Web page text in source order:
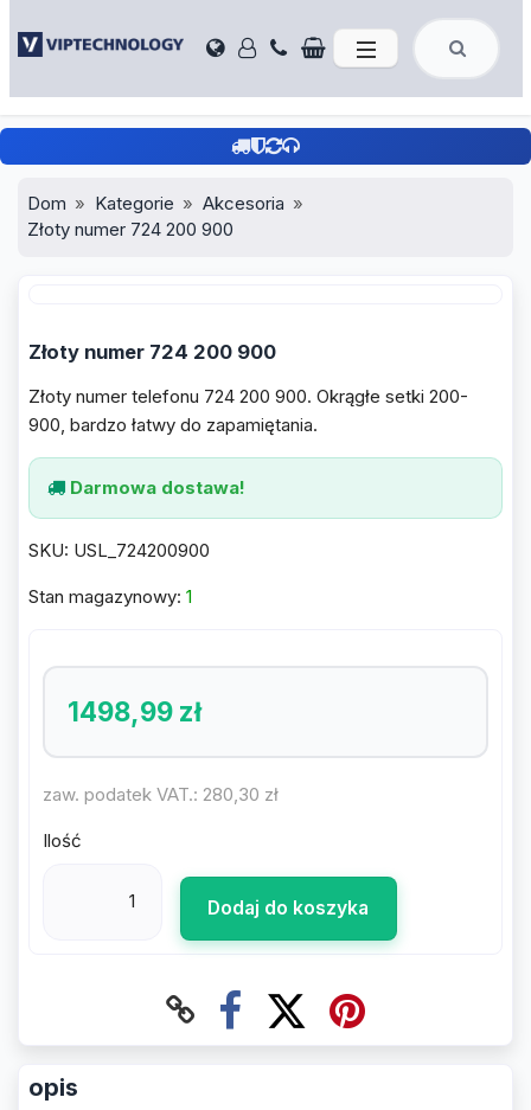
Dom Kategorie
Akcesoria
Złoty numer 724 200 900
Złoty numer 724 200 900
Złoty numer telefonu 724 200 900. Okrągłe setki 200-
900, bardzo łatwy do zapamiętania.
Darmowa dostawa!
SKU: USL_724200900
Stan magazynowy: 1
1498,99 zł
zaw. podatek VAT.: 280,30 zł
Ilość
Dodaj do koszyka
opis